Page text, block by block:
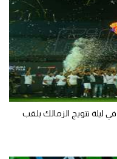
ليلة تتويج الزمالك بلقب